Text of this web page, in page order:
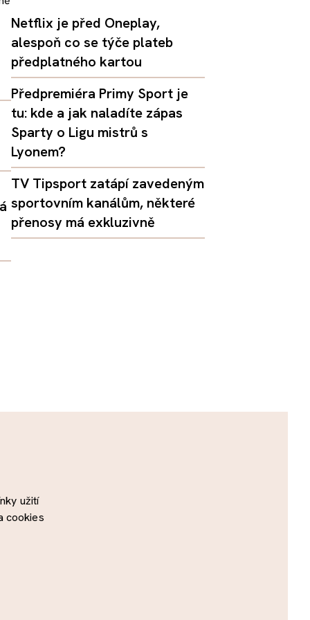
Netflix je před Oneplay,
alespoň co se týče plateb
předplatného kartou
Předpremiéra Primy Sport je
tu: kde a jak naladíte zápas
Sparty o Ligu mistrů s
Lyonem?
TV Tipsport zatápí zavedeným
sportovním kanálům, některé
přenosy má exkluzivně
užití
cookies